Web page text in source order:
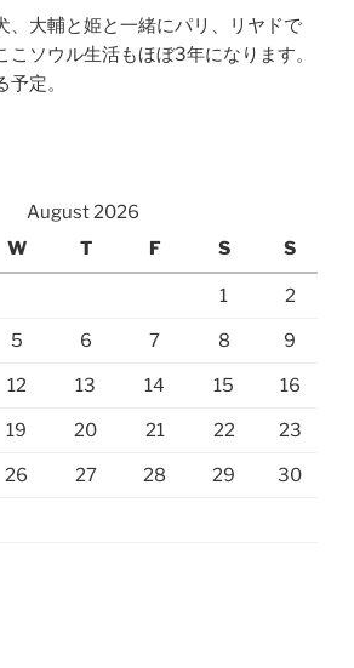
、大輔と姫と一緒にパリ、リヤドで
こソウル生活もほぼ3年になります。
定。
August 2026
W T F S S
1 2
5 6 7 8 9
12 13 14 15 16
19 20 21 22 23
26 27 28 29 30